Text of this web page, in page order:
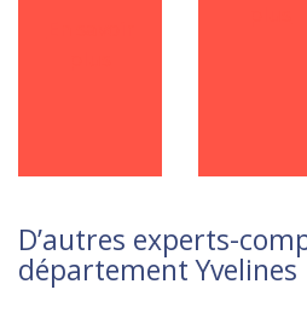
D’autres experts-
département Yvelines